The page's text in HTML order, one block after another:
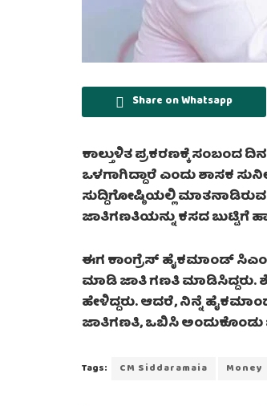
Share on Whatsapp
ಕಾಲ್ತುಳಿತ ಪ್ರಕರಣಕ್ಕೆ ಸಂಬಂದ
ಒಳಗಾಗಿದ್ದಾರೆ ಎಂದು ಶಾಸಕ
ಸುದ್ದಿಗೋಷ್ಠಿಯಲ್ಲಿ
ಜಾತಿಗಣತಿಯನ್ನು ಕಸದ ಬುಟ್ಟಿಗೆ
ಈಗ ಕಾಂಗ್ರೆಸ್ ಹೈಕಮಾಂಡ್
ಮಾಡಿ ಜಾತಿ ಗಣತಿ ಮಾಡಿಸಿದ್ದರು.
ಹೇಳಿದ್ದರು. ಆದರೆ, ನಿನ್ನೆ
ಜಾತಿಗಣತಿ, ಒಬಿಸಿ ಅಂದುಕೊಂಡು
Tags: CM Siddaramaia Money